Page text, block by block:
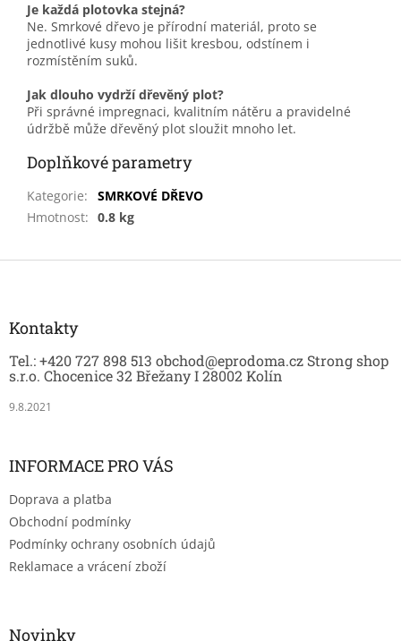
Je každá plotovka stejná?
Ne. Smrkové dřevo je přírodní materiál, proto se
jednotlivé kusy mohou lišit kresbou, odstínem i
rozmístěním suků.
Jak dlouho vydrží dřevěný plot?
Při správné impregnaci, kvalitním nátěru a pravidelné
údržbě může dřevěný plot sloužit mnoho let.
Doplňkové parametry
Kategorie:
SMRKOVÉ DŘEVO
Hmotnost: 0.8 kg
Kontakty
Tel.: +420 727 898 513 obchod@eprodoma.cz Strong shop
s.r.o. Chocenice 32 Břežany I 28002 Kolín
9.8.2021
INFORMACE PRO VÁS
Doprava a platba
Obchodní podmínky
Podmínky ochrany osobních údajů
Reklamace a vrácení zboží
Novinky